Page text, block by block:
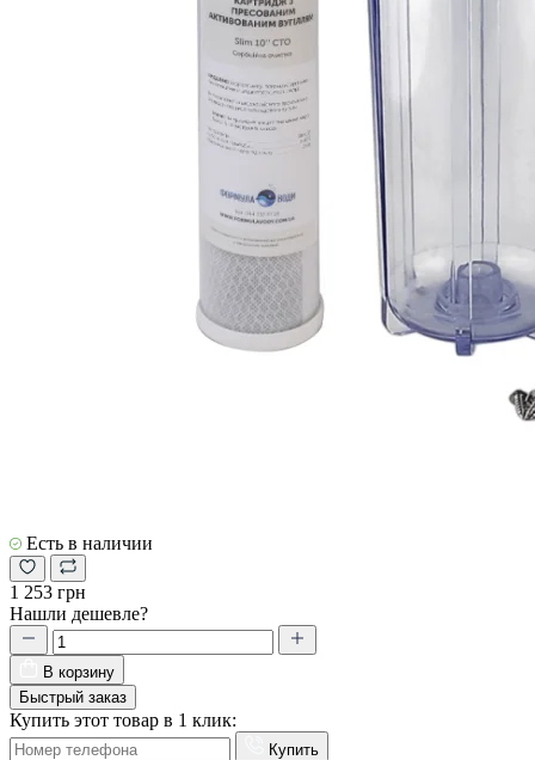
Есть в наличии
1 253 грн
Нашли дешевле?
В корзину
Быстрый заказ
Купить этот товар в 1 клик:
Купить